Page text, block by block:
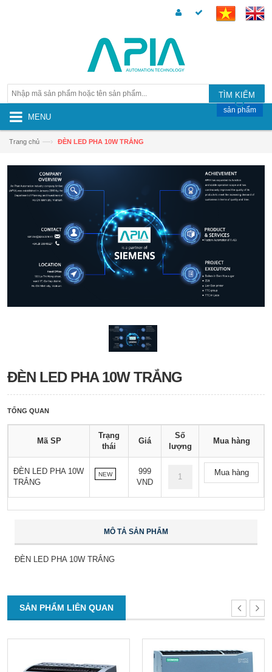
TÌM KIẾM
MENU
sản phẩm
Trang chủ —› ĐÈN LED PHA 10W TRẮNG
ĐÈN LED PHA 10W TRẮNG
TỔNG QUAN
Mã SP
Trạng
thái
Giá
Số
lượng
Mua hàng
ĐÈN LED PHA 10W
TRẮNG
NEW
999
VND
Mua hàng
MÔ TẢ SẢN PHẨM
ĐÈN LED PHA 10W TRẮNG
SẢN PHẨM LIÊN QUAN